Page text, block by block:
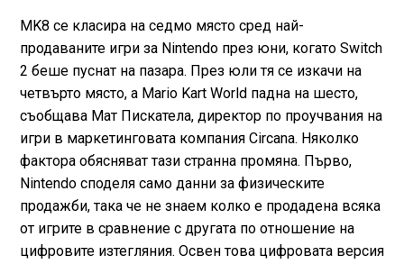
MK8 се класира на седмо място сред най-
продаваните игри за Nintendo през юни, когато Switch
2 беше пуснат на пазара. През юли тя се изкачи на
четвърто място, а Mario Kart World падна на шесто,
съобщава Мат Пискатела, директор по проучвания на
игри в маркетинговата компания Circana. Няколко
фактора обясняват тази странна промяна. Първо,
Nintendo споделя само данни за физическите
продажби, така че не знаем колко е продадена всяка
от игрите в сравнение с другата по отношение на
цифровите изтегляния. Освен това цифровата версия